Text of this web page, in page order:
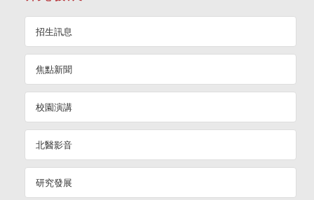
招生訊息
焦點新聞
校園演講
北醫影音
研究發展